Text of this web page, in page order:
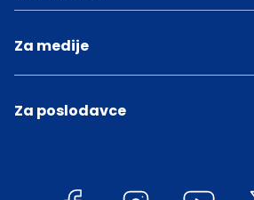
Za medije
Za poslodavce